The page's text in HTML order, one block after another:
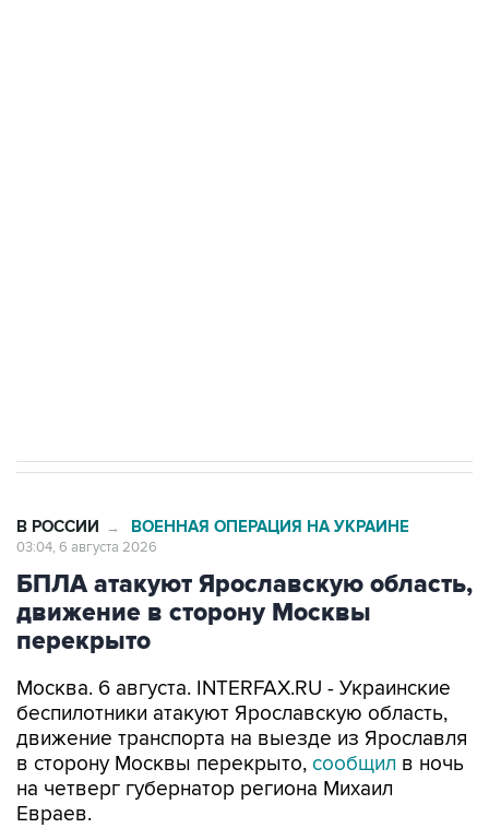
В РОССИИ → ВОЕННАЯ ОПЕРАЦИЯ НА УКРАИНЕ
03:04, 6 августа 2026
БПЛА атакуют Ярославскую область,
движение в сторону Москвы
перекрыто
Москва. 6 августа. INTERFAX.RU - Украинские
беспилотники атакуют Ярославскую область,
движение транспорта на выезде из Ярославля
в сторону Москвы перекрыто, сообщил в ночь
на четверг губернатор региона Михаил
Евраев.